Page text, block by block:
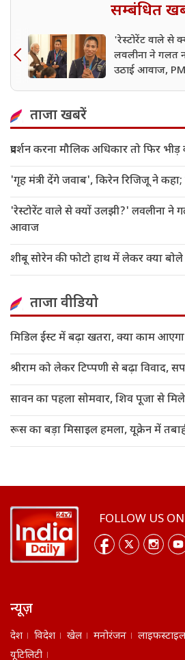
सम्बंधित
'रेस्टोरेंट वाले से
लवलीना ने गलत
उठाई आवाज, PM
ताजा खबरें
प्रदर्शन करना मौलिक अधिकार तो फिर
'गृह मंत्री देंगे जवाब', किरेन रिजिजू ने
'रेस्टोरेंट वाले से क्यों उलझी?' लवलीना ने
आवाज
शीबू सोरेन की फोटो हाथ में लेकर क्या बोले
ताजा वीडियो
मिडिल ईस्ट में बढ़ा खतरा, क्या काम आएगा
श्रीराम को लेकर टिप्पणी से बढ़ा विवाद,
सावन का पहला सोमवार, शिव पूजा से
रूस का बड़ा मिसाइल हमला, यूक्रेन में
FOLLOW US ON
न्यूज़
देश विदेश खेल मनोरंजन लाइफस्टाइल
यूटिलिटी